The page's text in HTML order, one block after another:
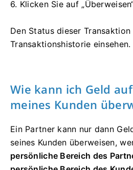
6. Klicken Sie auf
Den Status dieser
Transaktionshistorie einsehen.
Wie kann ich Geld
meines Kunden
Ein Partner kann nur dann
seines Kunden überweisen,
persönliche Bereich des